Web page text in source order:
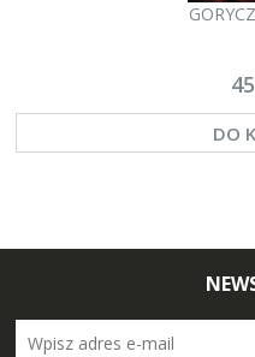
DO